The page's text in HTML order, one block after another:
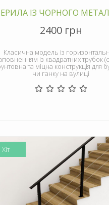
ІЗ ЧОРНОГО
2400 грн
Класична модель із
із квадратних трубок
та міцна конструкція для
чи ганку на вулиці
Хіт